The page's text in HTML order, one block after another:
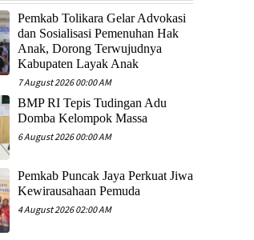
Pemkab Tolikara Gelar Advokasi
dan Sosialisasi Pemenuhan Hak
Anak, Dorong Terwujudnya
Kabupaten Layak Anak
7 August 2026 00:00 AM
​BMP RI Tepis Tudingan Adu
Domba Kelompok Massa
6 August 2026 00:00 AM
Pemkab Puncak Jaya Perkuat Jiwa
Kewirausahaan Pemuda
4 August 2026 02:00 AM